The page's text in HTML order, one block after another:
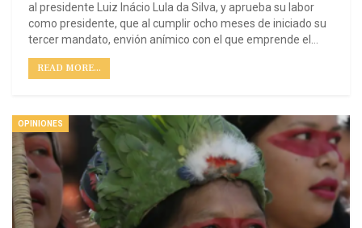
al presidente Luiz Inácio Lula da Silva, y aprueba su labor
como presidente, que al cumplir ocho meses de iniciado su
tercer mandato, envión anímico con el que emprende el…
READ MORE...
OPINIONES